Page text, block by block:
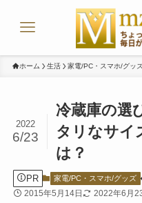
ホーム 生活 家電/PC・スマホ/グッ
冷蔵庫の選
タリなサイ
は？
2022
6/23
PR 家電/PC・スマホ/グッズ
2015年5月14日 2022年6月